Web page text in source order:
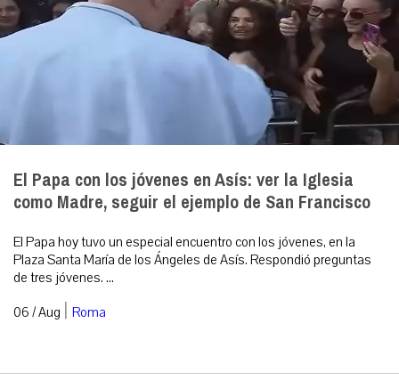
El Papa con los jóvenes en Asís: ver la Iglesia
como Madre, seguir el ejemplo de San Francisco
El Papa hoy tuvo un especial encuentro con los jóvenes, en la
Plaza Santa María de los Ángeles de Asís. Respondió preguntas
de tres jóvenes. ...
06 / Aug | Roma